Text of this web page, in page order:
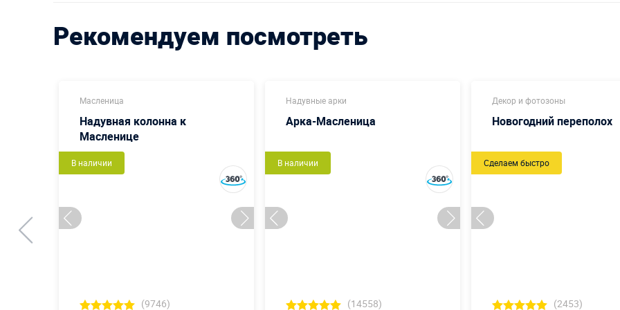
Рекомендуем посмотреть
Масленица
Надувная колонна к
Масленице
В наличии
(9746)
Надувные арки
Арка-Масленица
В наличии
(14558)
Декор и фотозоны
Новогодний переполох
Сделаем быстро
(2453)